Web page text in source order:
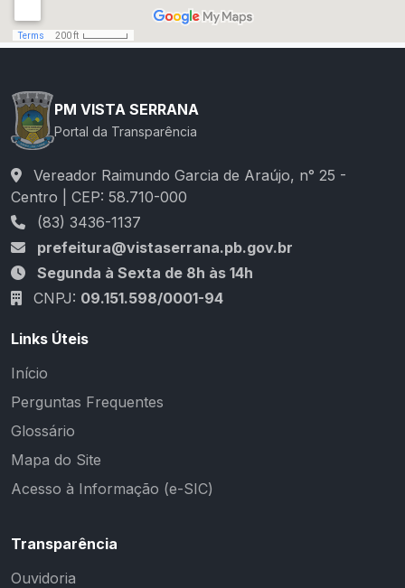
PM VISTA SERRANA
Portal da Transparência
Vereador Raimundo Garcia de Araújo, n° 25 -
Centro | CEP: 58.710-000
(83) 3436-1137
prefeitura@vistaserrana.pb.gov.br
Segunda à Sexta de 8h às 14h
CNPJ: 09.151.598/0001-94
Links Úteis
Início
Perguntas Frequentes
Glossário
Mapa do Site
Acesso à Informação (e-SIC)
Transparência
Ouvidoria